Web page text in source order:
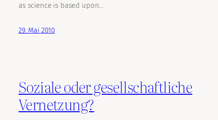
as science is based upon…
29. Mai 2010
Soziale oder gesellschaftliche
Vernetzung?